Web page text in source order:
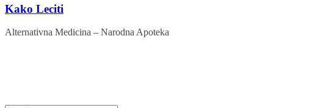
Kako Leciti
Alternativna Medicina – Narodna Apoteka